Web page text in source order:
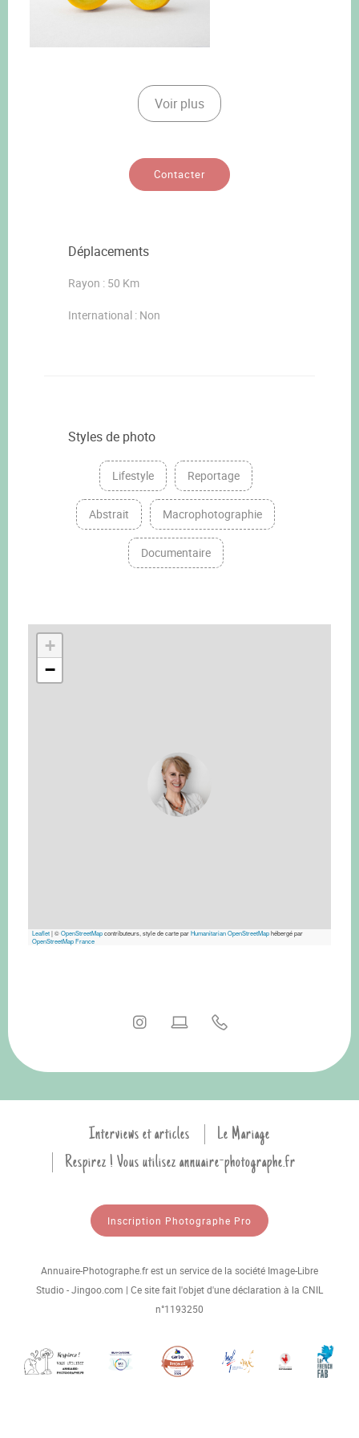
Voir plus
Contacter
Déplacements
Rayon : 50 Km
International : Non
Styles de photo
Lifestyle Reportage
Abstrait Macrophotographie
Documentaire
+
−
Leaflet|©OpenStreetMapcontributeurs, style de carte parHumanitarian OpenStreetMaphébergé par
OpenStreetMap France
Interviews et articles
Le Mariage
Respirez ! Vous utilisez annuaire-photographe.fr
Inscription Photographe Pro
Annuaire-Photographe.fr est un service de la société Image-Libre
Studio - Jingoo.com | Ce site fait l'objet d'une déclaration à la CNIL
n°1193250